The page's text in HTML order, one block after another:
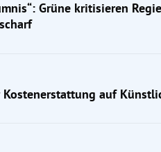
Grüne kritisieren
Kostenerstattung auf